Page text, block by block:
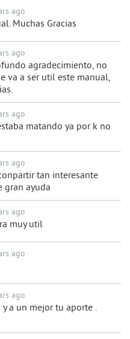
ago
Muchas Gracias
ago
agradecimiento, no
va a ser util este manual,
ago
matando ya por k no
ago
tan interesante
gran ayuda
ago
muy util
ago
ago
a un mejor tu aporte .